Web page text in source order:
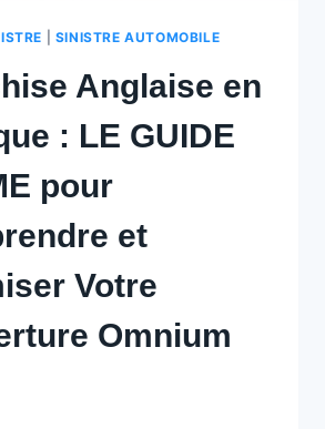
SINISTRE AUTOMOBILE
Anglaise en
: LE GUIDE
pour
et
Votre
Omnium